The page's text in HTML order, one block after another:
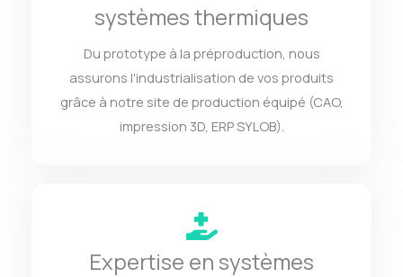
systèmes thermiques
Du prototype à la préproduction, nous
assurons l'industrialisation de vos produits
grâce à notre site de production équipé (CAO,
impression 3D, ERP SYLOB).
Expertise en systèmes